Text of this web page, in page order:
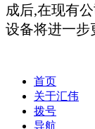
成后,在现有
设备将进一步
首页
关于汇伟
拨号
导航